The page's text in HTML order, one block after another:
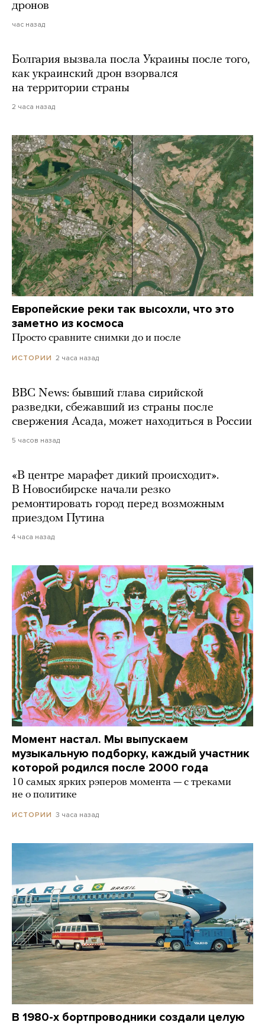
дронов
час назад
Болгария вызвала посла Украины после того,
как украинский дрон взорвался
на территории страны
2 часа назад
Европейские реки так высохли, что это
заметно из космоса
Просто сравните снимки до и после
ИСТОРИИ 2 часа назад
BBC News: бывший глава сирийской
разведки, сбежавший из страны после
свержения Асада, может находиться в России
5 часов назад
«В центре марафет дикий происходит».
В Новосибирске начали резко
ремонтировать город перед возможным
приездом Путина
4 часа назад
Момент настал. Мы выпускаем
музыкальную подборку, каждый участник
которой родился после 2000 года
10 самых ярких рэперов момента — с треками
не о политике
ИСТОРИИ 3 часа назад
В 1980-х бортпроводники создали целую